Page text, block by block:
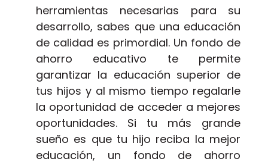
herramientas necesarias para su
desarrollo, sabes que una educación
de calidad es primordial. Un fondo de
ahorro educativo te permite
garantizar la educación superior de
tus hijos y al mismo tiempo regalarle
la oportunidad de acceder a mejores
oportunidades. Si tu más grande
sueño es que tu hijo reciba la mejor
educación, un fondo de ahorro